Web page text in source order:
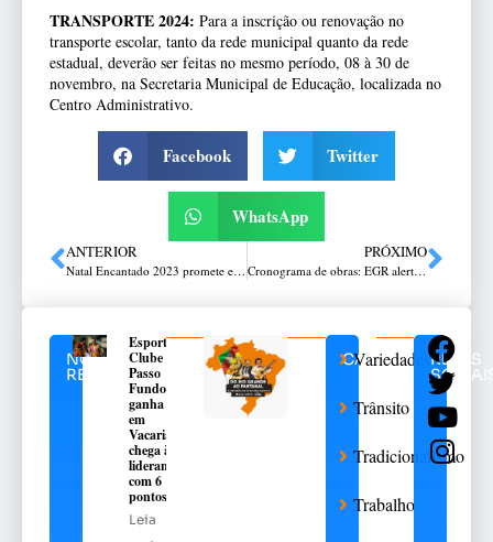
TRANSPORTE 2024: Para a inscrição ou renovação no
transporte escolar, tanto da rede municipal quanto da rede
estadual, deverão ser feitas no mesmo período, 08 à 30 de
novembro, na Secretaria Municipal de Educação, localizada no
Centro Administrativo.
Facebook Twitter
WhatsApp
ANTERIOR
Natal Encantado 2023 promete encantar a comunidade nicolau-vergueirense
PRÓXIMO
Cronograma de obras: EGR alerta condutores para intervenções em rodovias da Região Norte
NOTÍCIAS
RELACIONADAS
Esporte
Clube
Passo
Fundo
ganha
em
Vacaria e
chega à
liderança
com 6
pontos
Leia
CATEGORIAS
Variedades
Trânsito
Tradicionalismo
Trabalho
REDES